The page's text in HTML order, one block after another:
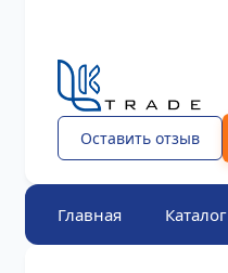
Оставить отзыв
Главная Каталог